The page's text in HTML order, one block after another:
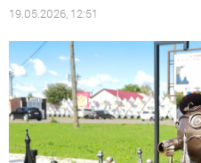
19.05.2026, 12:51